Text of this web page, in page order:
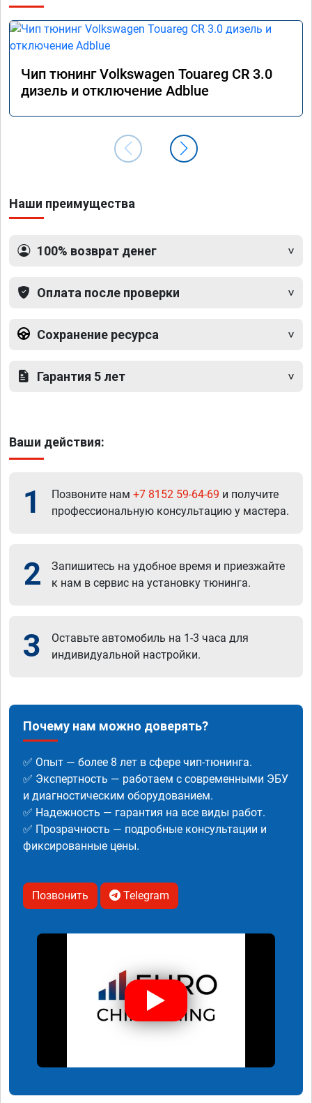
Чип тюнинг Volkswagen Touareg CR 3.0
дизель и отключение Adblue
Наши преимущества
100% возврат денег
Оплата после проверки
Сохранение ресурса
Гарантия 5 лет
Ваши действия:
1 Позвоните нам +7 8152 59-64-69 и получите
профессиональную консультацию у мастера.
2
Запишитесь на удобное время и приезжайте
к нам в сервис на установку тюнинга.
3
Оставьте автомобиль на 1-3 часа для
индивидуальной настройки.
Почему нам можно доверять?
✅ Опыт — более 8 лет в сфере чип-тюнинга.
✅ Экспертность — работаем с современными ЭБУ
и диагностическим оборудованием.
✅ Надежность — гарантия на все виды работ.
✅ Прозрачность — подробные консультации и
фиксированные цены.
Позвонить Telegram